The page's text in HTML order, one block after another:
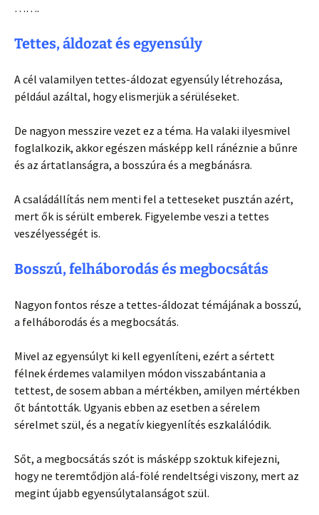
…….
Tettes, áldozat és egyensúly
A cél valamilyen tettes-áldozat egyensúly létrehozása,
például azáltal, hogy elismerjük a sérüléseket.
De nagyon messzire vezet ez a téma. Ha valaki ilyesmivel
foglalkozik, akkor egészen másképp kell ránéznie a bűnre
és az ártatlanságra, a bosszúra és a megbánásra.
A családállítás nem menti fel a tetteseket pusztán azért,
mert ők is sérült emberek. Figyelembe veszi a tettes
veszélyességét is.
Bosszú, felháborodás és megbocsátás
Nagyon fontos része a tettes-áldozat témájának a bosszú,
a felháborodás és a megbocsátás.
Mivel az egyensúlyt ki kell egyenlíteni, ezért a sértett
félnek érdemes valamilyen módon visszabántania a
tettest, de sosem abban a mértékben, amilyen mértékben
őt bántották. Ugyanis ebben az esetben a sérelem
sérelmet szül, és a negatív kiegyenlítés eszkalálódik.
Sőt, a megbocsátás szót is másképp szoktuk kifejezni,
hogy ne teremtődjön alá-fölé rendeltségi viszony, mert az
megint újabb egyensúlytalanságot szül.